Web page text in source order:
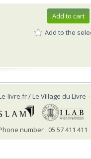
Add to cart
Add to the
livre.fr / Le Village du Livre
number : 05 57 411 411